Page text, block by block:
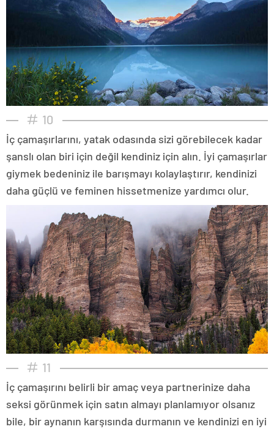
10
İç çamaşırlarını, yatak odasında sizi görebilecek kadar
şanslı olan biri için değil kendiniz için alın. İyi çamaşırlar
giymek bedeniniz ile barışmayı kolaylaştırır, kendinizi
daha güçlü ve feminen hissetmenize yardımcı olur.
11
İç çamaşırını belirli bir amaç veya partnerinize daha
seksi görünmek için satın almayı planlamıyor olsanız
bile, bir aynanın karşısında durmanın ve kendinizi en iyi